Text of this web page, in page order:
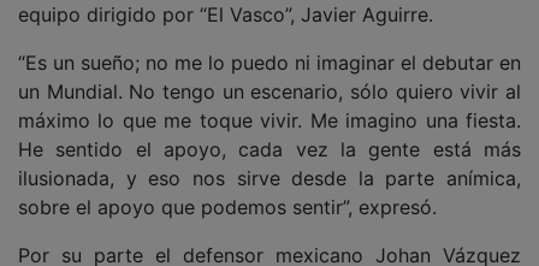
equipo dirigido por “El Vasco”, Javier Aguirre.
“Es un sueño; no me lo puedo ni imaginar el debutar en
un Mundial. No tengo un escenario, sólo quiero vivir al
máximo lo que me toque vivir. Me imagino una fiesta.
He sentido el apoyo, cada vez la gente está más
ilusionada, y eso nos sirve desde la parte anímica,
sobre el apoyo que podemos sentir”, expresó.
Por su parte el defensor mexicano Johan Vázquez